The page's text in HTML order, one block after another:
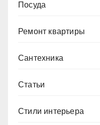
Посуда
Ремонт квартиры
Сантехника
Статьи
Стили интерьера